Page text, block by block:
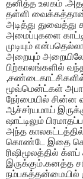
தனித்த உலகம்
தள்ளி வைக்கத்தான்
அடித்து துவைத்து
அமைப்புகளை
முடியும்
அறையும்
பிற்காலங்களில்
மூவ்மென்ட்கள்
நேர்மையில் சின்ன
ஆச்சர்யமாய்
ஷாட்டிலும்
அந்த
கொண்டே இதை
ரிஷிமூலத்தில்
இருக்கும்.கனத்த
நம்பகத்தன்மையில்